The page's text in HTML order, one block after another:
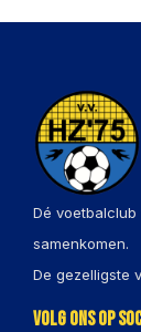
Dé
samenkomen.
De gezelligste
Volg ons op